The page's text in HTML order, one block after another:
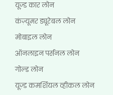
यूज्‍़ड कार लोन
कंज़्यूमर ड्यूरेबल लोन
मोबाइल लोन
ऑनलाइन पर्सनल लोन
गोल्ड लोन
यूज़्ड कमर्शियल व्हीकल लोन